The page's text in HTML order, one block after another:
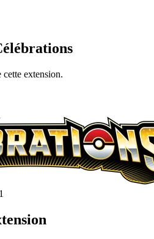
cette extension.